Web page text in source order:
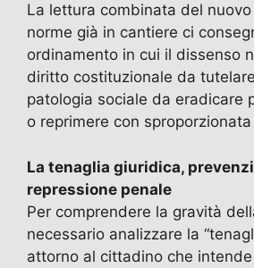
La lettura combinata del
norme già in cantiere ci
ordinamento in cui il dissenso
diritto costituzionale da
patologia sociale da eradicare
o reprimere con
La tenaglia giuridica,
repressione penale
Per comprendere la gravità
necessario analizzare la
attorno al cittadino che